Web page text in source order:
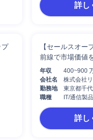
詳し
プ
【セールスオー
前線で市場価値
年収
400~900
会社名
株式会社
勤務地
東京都千
職種
IT/通信製
詳し